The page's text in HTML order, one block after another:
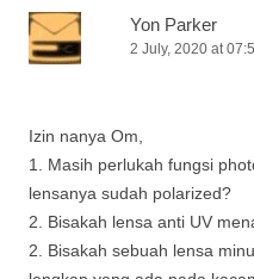
Yon Parker
2 July, 2020 at
Izin nanya Om,
1. Masih perlukah fungsi
lensanya sudah polarized?
2. Bisakah lensa anti UV
2. Bisakah sebuah lensa